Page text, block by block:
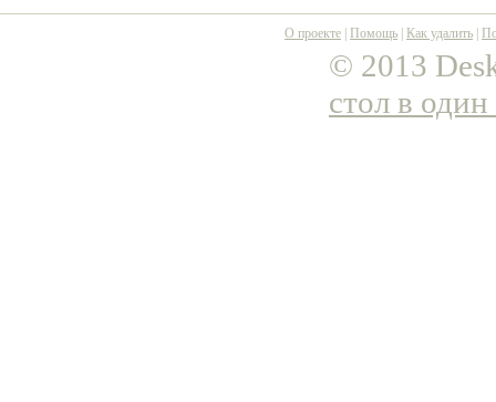
О проекте Помощь Как удалить
© 2013
стол в